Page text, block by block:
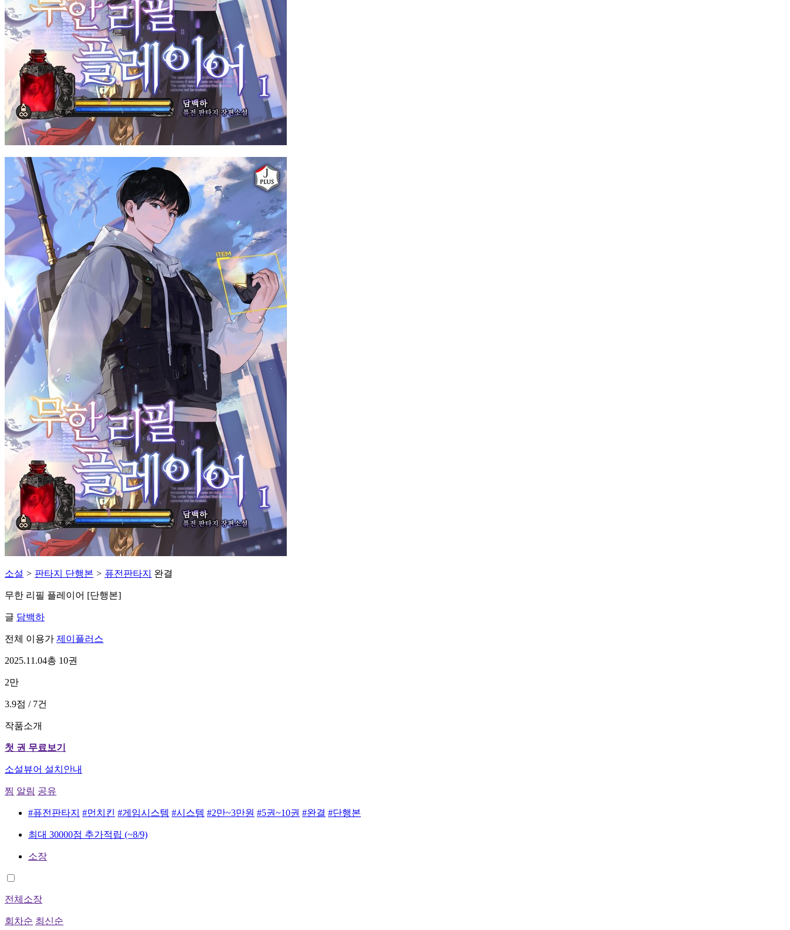
소설 > 판타지 단행본 > 퓨전판타지 완결
무한 리필 플레이어 [단행본]
글 담백하
전체 이용가 제이플러스
2025.11.04총 10권
2만
3.9점 / 7건
작품소개
첫 권 무료보기
소설뷰어 설치안내
찜 알림 공유
#퓨전판타지 #먼치킨 #게임시스템 #시스템 #2만~3만원 #5권~10권 #완결 #단행본
최대 30000점 추가적립 (~8/9)
소장
전체소장
회차순 최신순